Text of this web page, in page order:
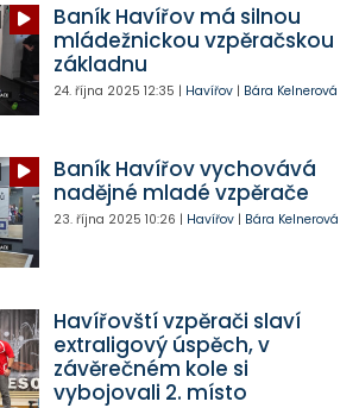
Baník Havířov má silnou
mládežnickou vzpěračskou
základnu
24. října 2025 12:35 | Havířov| Bára Kelnerová
Baník Havířov vychovává
nadějné mladé vzpěrače
23. října 2025 10:26 | Havířov| Bára Kelnerová
Havířovští vzpěrači slaví
extraligový úspěch, v
závěrečném kole si
vybojovali 2. místo